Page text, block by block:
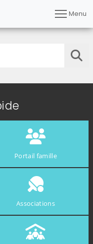
Menu
Portail famille
Associations